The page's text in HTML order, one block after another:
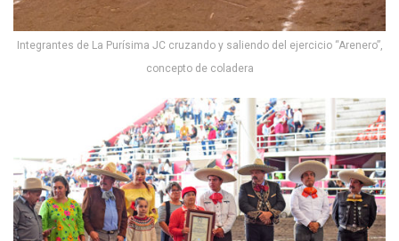
Integrantes de La Purísima JC cruzando y saliendo del ejercicio “Arenero”,
concepto de coladera